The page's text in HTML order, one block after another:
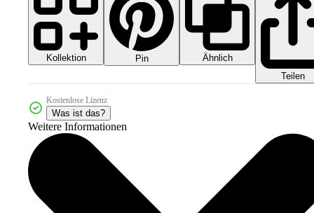
Kollektion Pin
Ähnlich
Teilen
Kostenlose Lizenz
Was ist das?
Weitere Informationen